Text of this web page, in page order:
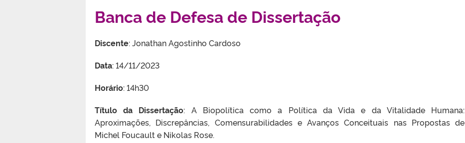
Banca de Defesa de Dissertação
Discente: Jonathan Agostinho Cardoso
Data: 14/11/2023
Horário: 14h30
Título da Dissertação: A Biopolítica como a Política da Vida e da Vitalidade Humana:
Aproximações, Discrepâncias, Comensurabilidades e Avanços Conceituais nas Propostas de
Michel Foucault e Nikolas Rose.